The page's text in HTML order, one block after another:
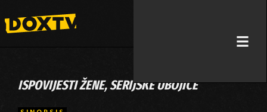
ISPOVIJESTI ŽENE, SERIJSKE UBOJICE